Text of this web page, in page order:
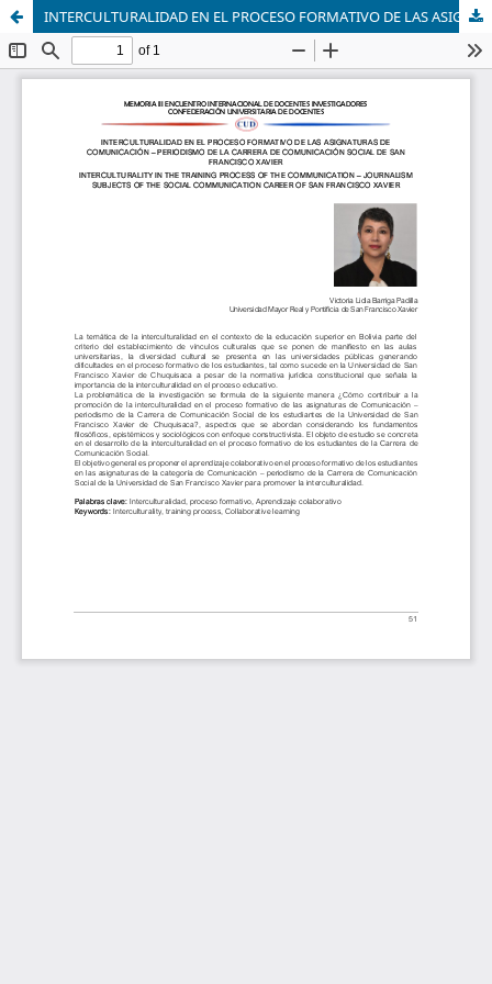
INTERCULTURALIDAD EN EL PROCESO FORMATIVO DE LAS ASIGNATURAS DE COMUNICACIÓN – PERIODISMO DE LA CARRERA DE COMUNICACIÓN SOCIAL DE SAN FRANCISCO XAVIER